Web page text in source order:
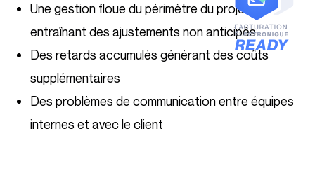
Une gestion floue du périmètre du projet
entraînant des ajustements non anticipés
Des retards accumulés générant des coûts
supplémentaires
Des problèmes de communication entre équipes
internes et avec le client